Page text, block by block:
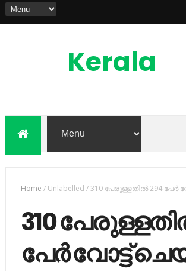
Kerala
Feed
Home /Unlabelled /310 പേരുള്ളതില്‍ 294 പേര്‍
310
പേര്‍ വോട്ട്